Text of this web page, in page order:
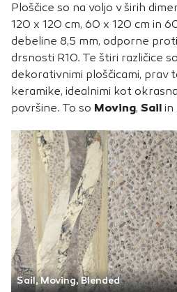
Ploščice so na voljo v širih
120 x 120 cm, 60 x 120 cm in
debeline 8,5 mm, odporne
drsnosti R10. Te štiri različice
dekorativnimi ploščicami, prav
keramike, idealnimi kot
površine. To so Moving, Sail in
Sail, Moving, Blended